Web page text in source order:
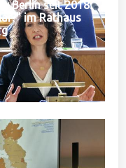
Berlin seit 2018:
im Rathaus